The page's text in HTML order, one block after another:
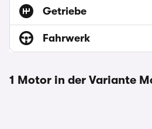
Getriebe
Fahrwerk
1 Motor in der Variante